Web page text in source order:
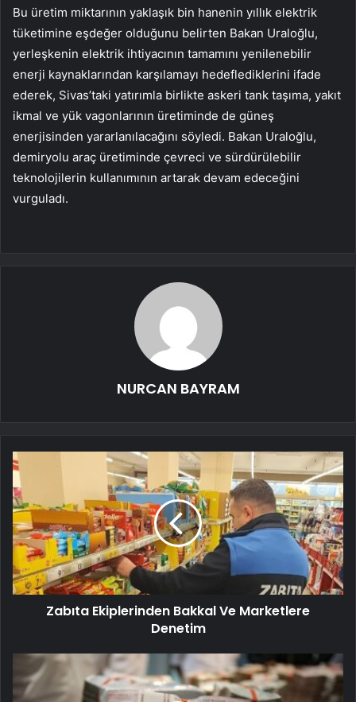
Bu üretim miktarının yaklaşık bin hanenin yıllık elektrik
tüketimine eşdeğer olduğunu belirten Bakan Uraloğlu,
yerleşkenin elektrik ihtiyacının tamamını yenilenebilir
enerji kaynaklarından karşılamayı hedeflediklerini ifade
ederek, Sivas’taki yatırımla birlikte askeri tank taşıma, yakıt
ikmal ve yük vagonlarının üretiminde de güneş
enerjisinden yararlanılacağını söyledi. Bakan Uraloğlu,
demiryolu araç üretiminde çevreci ve sürdürülebilir
teknolojilerin kullanımının artarak devam edeceğini
vurguladı.
NURCAN BAYRAM
Zabıta Ekiplerinden Bakkal Ve Marketlere
Denetim